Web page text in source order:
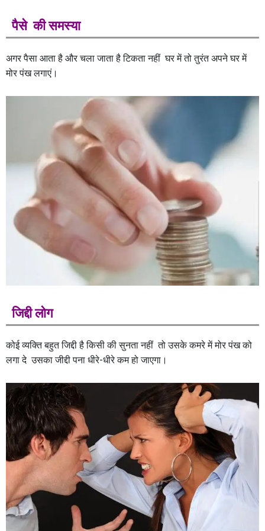
पैसे की समस्या
अगर पैसा आता है और चला जाता है टिकता नहीं घर में तो तुरंत अपने घर में
मोर पंख लगाएं।
जिद्दी लोग
कोई व्यक्ति बहुत जिद्दी है किसी की सुनता नहीं तो उसके कमरे में मोर पंख को
लगा दे उसका जीद्दी पना धीरे-धीरे कम हो जाएगा।